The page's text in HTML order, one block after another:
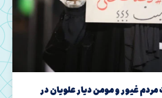
حضور مردم در شب های اقتدار